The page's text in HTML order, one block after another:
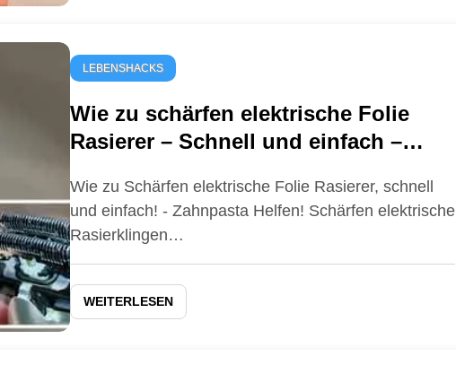
LEBENSHACKS
Wie zu schärfen elektrische Folie
Rasierer – Schnell und einfach –
Wie zu Schärfen elektrische Folie Rasierer, schnell
und einfach! - Zahnpasta Helfen! Schärfen elektrische
Rasierklingen…
WEITERLESEN